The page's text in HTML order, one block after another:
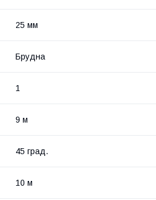
25 мм
Брудна
1
9 м
45 град.
10 м